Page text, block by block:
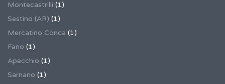
Montecastrilli (1)
Sestino (AR) (1)
Mercatino Conca (1)
Fano (1)
Apecchio (1)
Sarnano (1)